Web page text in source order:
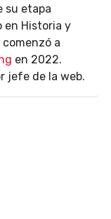
su etapa
en Historia y
a
en 2022.
jefe de la web.